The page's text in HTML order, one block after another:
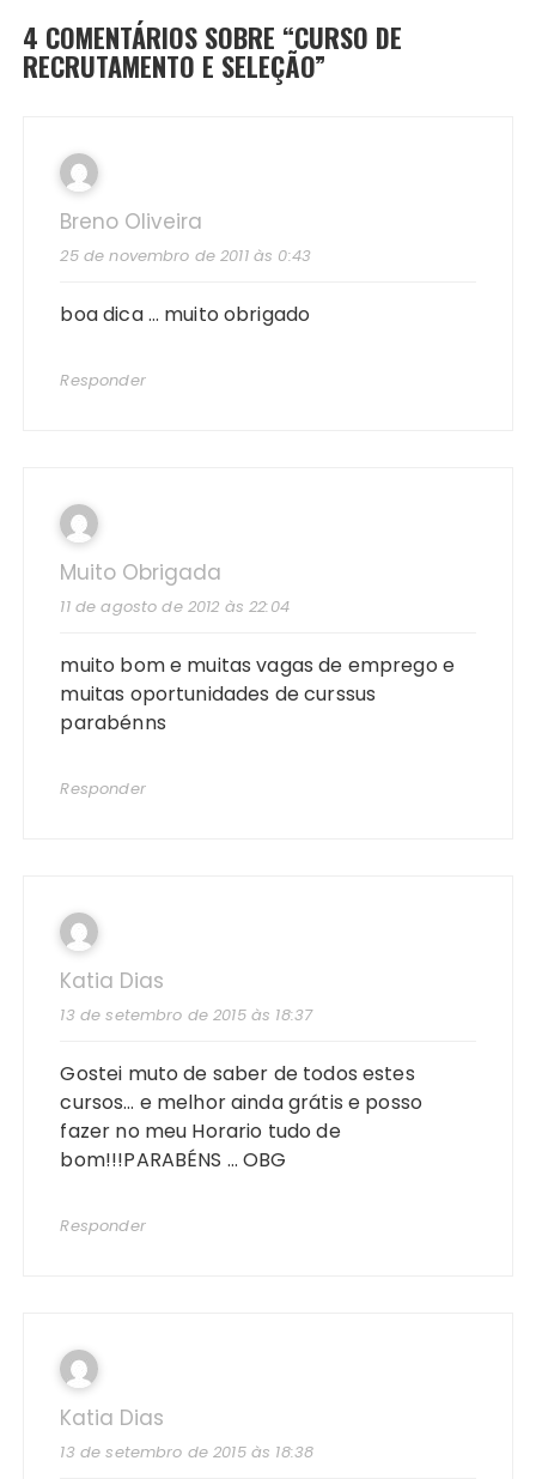
4 COMENTÁRIOS SOBRE “CURSO DE
RECRUTAMENTO E SELEÇÃO”
Breno Oliveira
25 de novembro de 2011 às 0:43
boa dica … muito obrigado
Responder
Muito Obrigada
11 de agosto de 2012 às 22:04
muito bom e muitas vagas de emprego e
muitas oportunidades de curssus
parabénns
Responder
Katia Dias
13 de setembro de 2015 às 18:37
Gostei muto de saber de todos estes
cursos… e melhor ainda grátis e posso
fazer no meu Horario tudo de
bom!!!PARABÉNS … OBG
Responder
Katia Dias
13 de setembro de 2015 às 18:38